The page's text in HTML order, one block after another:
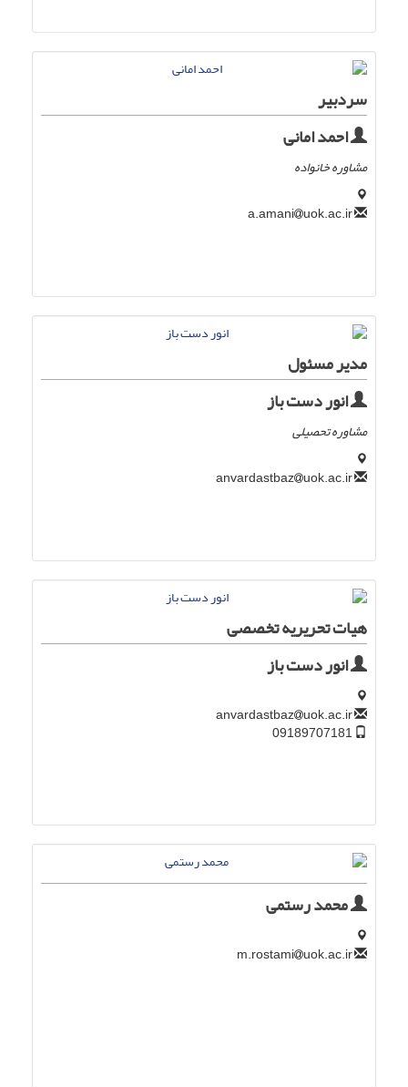
سردبیر
احمد امانی
مشاوره خانواده
uok.ac.ir
مدیر مسئول
انور دست باز
مشاوره تحصیلی
uok.ac.ir
هیات تحریریه تخصصی
انور دست باز
uok.ac.ir
محمد رستمی
uok.ac.ir